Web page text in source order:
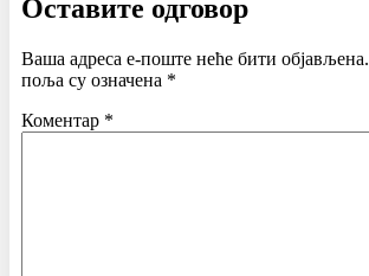
Оставите одговор
Ваша адреса е-поште неће бити објављена.
поља су означена *
Коментар *